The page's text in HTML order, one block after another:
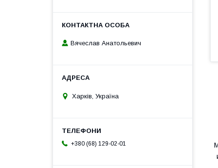
Вячеслав Анатольевич
Харків, Україна
+380 (68) 129-02-01